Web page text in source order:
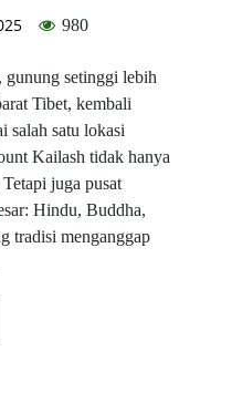
980
setinggi lebih
Tibet, kembali
salah satu lokasi
Kailash tidak hanya
juga pusat
Hindu, Buddha,
tradisi menganggap